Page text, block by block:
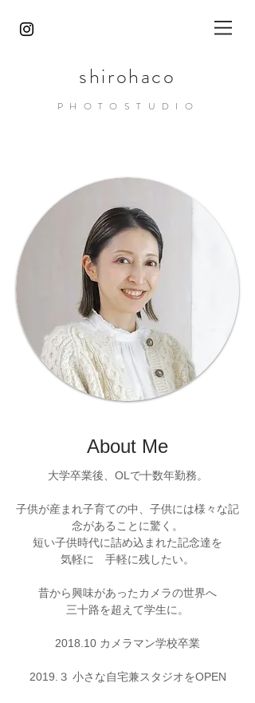
shirohaco
PHOTOST UDIO
About Me
大学卒業後、OLで十数年勤務。
子供が産まれ子育ての中、子供には様々な記
念があることに驚く。
短い子供時代に詰め込まれた記念達を
気軽に 手軽に残したい。
昔から興味があったカメラの世界へ
三十路を超えて学生に。
2018.10 カメラマン学校卒業
2019.３ 小さな自宅兼スタジオをOPEN